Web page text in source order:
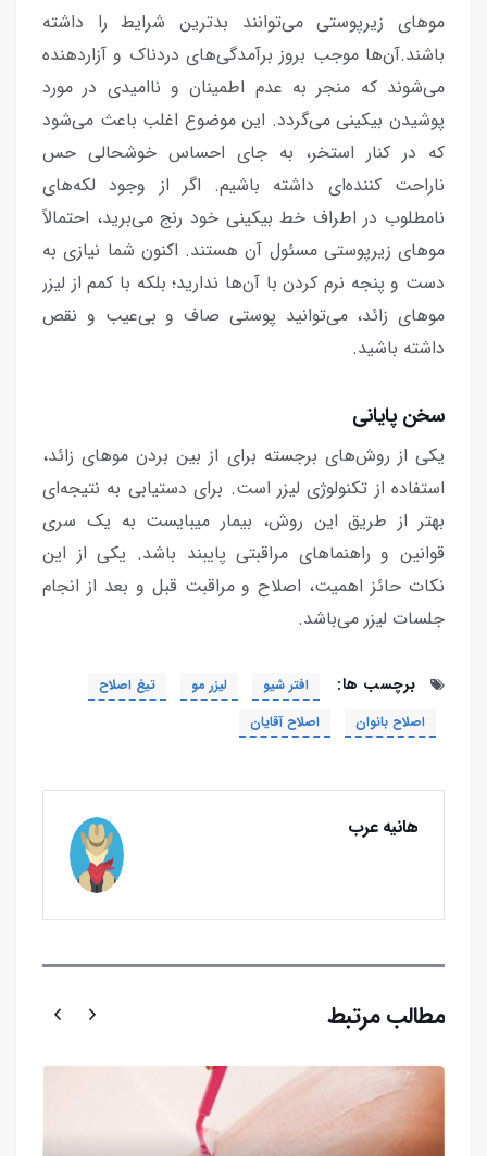
موهای زیرپوستی می‌توانند بدترین شرایط را داشته
باشند.‌آن‌ها موجب بروز برآمدگی‌های دردناک و آزاردهنده
می‌شوند که منجر به عدم اطمینان و ناامیدی در مورد
پوشیدن بیکینی می‌گردد. این موضوع اغلب باعث می‌شود
که در کنار استخر، به جای احساس خوشحالی حس
ناراحت کننده‌ای داشته باشیم. اگر از وجود لکه‌های
نامطلوب در اطراف خط بیکینی خود رنج می‌برید، احتمالاً
موهای زیرپوستی مسئول آن هستند. اکنون شما نیازی به
دست و پنجه نرم کردن با آن‌ها ندارید؛ بلکه با کمم از لیزر
موهای زائد، می‌توانید پوستی صاف و بی‌عیب و نقص
داشته باشید.
سخن پایانی
یکی از روش‌های برجسته برای از بین بردن موهای زائد،
استفاده از تکنولوژی لیزر است. برای دستیابی به نتیجه‌ای
بهتر از طریق این روش، بیمار میبایست به یک سری
قوانین و راهنماهای مراقبتی پایبند باشد. یکی از این
نکات حائز اهمیت، اصلاح و مراقبت قبل و بعد از انجام
جلسات لیزر می‌باشد.
برچسب ها: افتر شیو لیزر مو
تیغ اصلاح
اصلاح بانوان
اصلاح آقایان
هانیه عرب
مطالب مرتبط